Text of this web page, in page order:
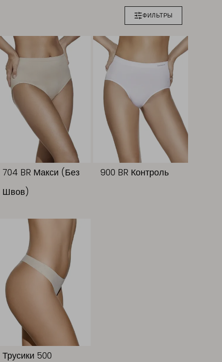
ФИЛЬТРЫ
704 BR Макси (Без
Швов)
900 BR Контроль
Трусики 500